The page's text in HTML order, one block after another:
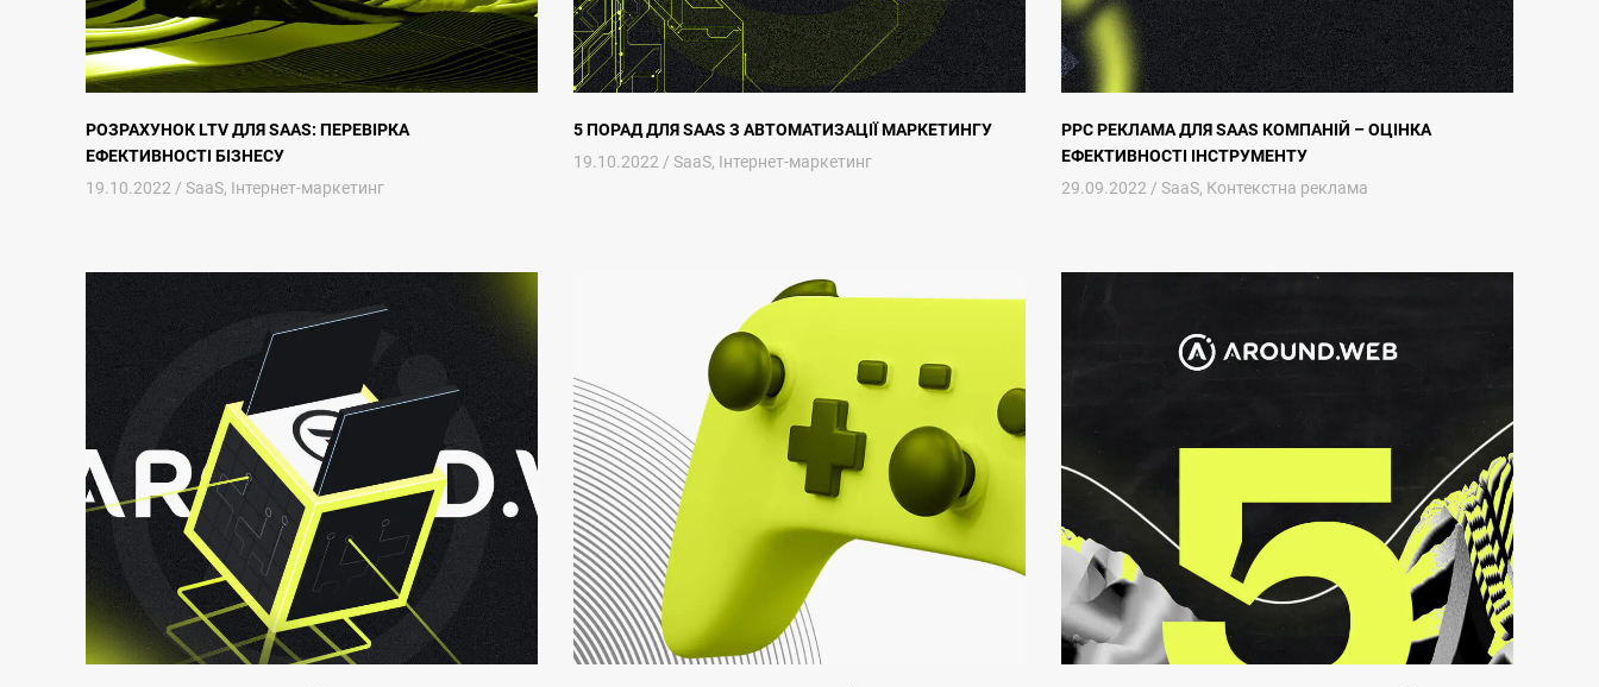
РОЗРАХУНОК LTV ДЛЯ SAAS: ПЕРЕВІРКА
ЕФЕКТИВНОСТІ БІЗНЕСУ
19.10.2022 / SaaS, Інтернет-маркетинг
5 ПОРАД ДЛЯ SAAS З АВТОМАТИЗАЦІЇ МАРКЕТИНГУ
19.10.2022 / SaaS, Інтернет-маркетинг
PPC РЕКЛАМА ДЛЯ SAAS КОМПАНІЙ – ОЦІНКА
ЕФЕКТИВНОСТІ ІНСТРУМЕНТУ
29.09.2022 / SaaS, Контекстна реклама
SEO для SaaS: Ефективний Метод Просування Вашого Продукту Все, що Потрібно Знати про Гейміфікацію в Маркетингу Контент-маркетинг для SaaS компаній – п’ять кроків, що ведуть до